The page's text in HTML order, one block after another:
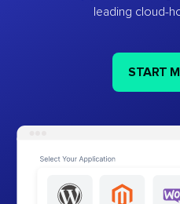
leading cloud-
START